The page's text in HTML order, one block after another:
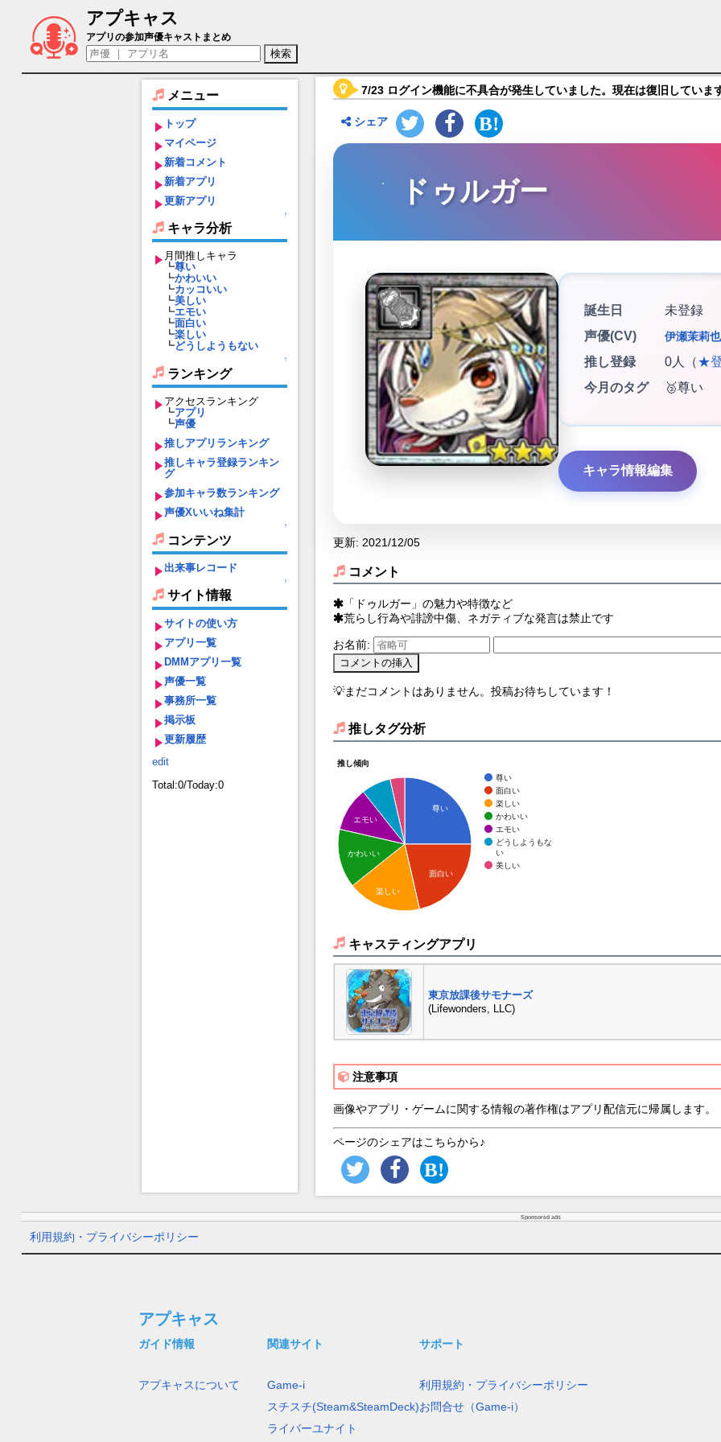
アプキャス
ドゥルガー（声優：伊瀬茉莉也)【東京放課後サモナーズ】キャラ紹介
アプリの参加声優キャストまとめ
メニュー
トップ
マイページ
新着コメント
新着アプリ
更新アプリ
↑
キャラ分析
月間推しキャラ
┗尊い
┗かわいい
┗カッコいい
┗美しい
┗エモい
┗面白い
┗楽しい
┗どうしようもない
↑
ランキング
アクセスランキング
┗アプリ
┗声優
推しアプリランキング
推しキャラ登録ランキン
グ
参加キャラ数ランキング
声優Xいいね集計
↑
コンテンツ
出来事レコード
↑
サイト情報
サイトの使い方
アプリ一覧
DMMアプリ一覧
声優一覧
事務所一覧
掲示板
更新履歴
edit
Total:0/Today:0
7/23 ログイン機能に不具合が発生していました。現在は復旧していま
シェア
ドゥルガー
誕生日
未登録
声優(CV)
伊瀬茉莉也
推し登録 0人（★
今月のタグ
🥉尊い
キャラ情報編集
更新: 2021/12/05
コメント
「ドゥルガー」の魅力や特徴など
荒らし行為や誹謗中傷、ネガティブな発言は禁止です
お名前:
💡まだコメントはありません。投稿お待ちしています！
推しタグ分析
推し傾向
尊い
面白い
楽しい
かわいい
エモい
どうしようもな
い
美しい
尊い
面白い
エモい
かわいい
楽しい
キャスティングアプリ
東京放課後サモナーズ
(Lifewonders, LLC)
注意事項
画像やアプリ・ゲームに関する情報の著作権はアプリ配信元に帰属します。
ページのシェアはこちらから♪
Sponsored ads
利用規約・プライバシーポリシー
アプキャス
ガイド情報
アプキャスについて
関連サイト
Game-i
スチスチ(Steam&SteamDeck)
ライバーユナイト
サポート
利用規約・プライバシーポリシー
お問合せ（Game-i）